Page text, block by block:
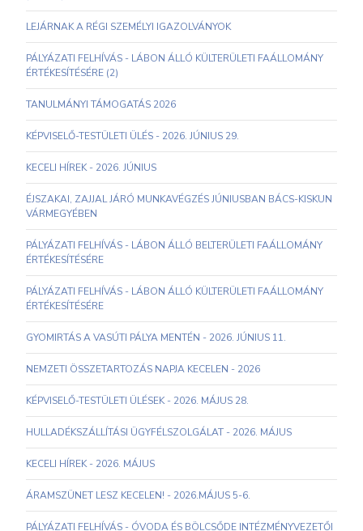
LEJÁRNAK A RÉGI SZEMÉLYI IGAZOLVÁNYOK
PÁLYÁZATI FELHÍVÁS - LÁBON ÁLLÓ KÜLTERÜLETI FAÁLLOMÁNY
ÉRTÉKESÍTÉSÉRE (2)
TANULMÁNYI TÁMOGATÁS 2026
KÉPVISELŐ-TESTÜLETI ÜLÉS - 2026. JÚNIUS 29.
KECELI HÍREK - 2026. JÚNIUS
ÉJSZAKAI, ZAJJAL JÁRÓ MUNKAVÉGZÉS JÚNIUSBAN BÁCS-KISKUN
VÁRMEGYÉBEN
PÁLYÁZATI FELHÍVÁS - LÁBON ÁLLÓ BELTERÜLETI FAÁLLOMÁNY
ÉRTÉKESÍTÉSÉRE
PÁLYÁZATI FELHÍVÁS - LÁBON ÁLLÓ KÜLTERÜLETI FAÁLLOMÁNY
ÉRTÉKESÍTÉSÉRE
GYOMIRTÁS A VASÚTI PÁLYA MENTÉN - 2026. JÚNIUS 11.
NEMZETI ÖSSZETARTOZÁS NAPJA KECELEN - 2026
KÉPVISELŐ-TESTÜLETI ÜLÉSEK - 2026. MÁJUS 28.
HULLADÉKSZÁLLÍTÁSI ÜGYFÉLSZOLGÁLAT - 2026. MÁJUS
KECELI HÍREK - 2026. MÁJUS
ÁRAMSZÜNET LESZ KECELEN! - 2026.MÁJUS 5-6.
PÁLYÁZATI FELHÍVÁS - ÓVODA ÉS BÖLCSŐDE INTÉZMÉNYVEZETŐI